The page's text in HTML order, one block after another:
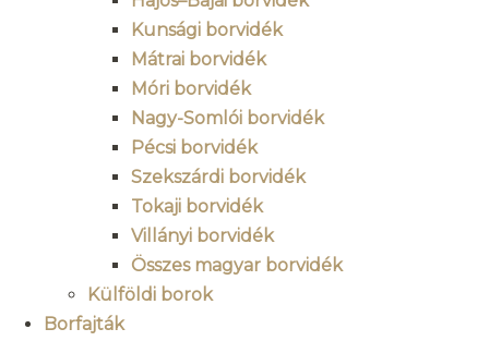
Kunsági borvidék
Mátrai borvidék
Móri borvidék
Nagy-Somlói borvidék
Pécsi borvidék
Szekszárdi borvidék
Tokaji borvidék
Villányi borvidék
Összes magyar borvidék
Külföldi borok
Borfajták